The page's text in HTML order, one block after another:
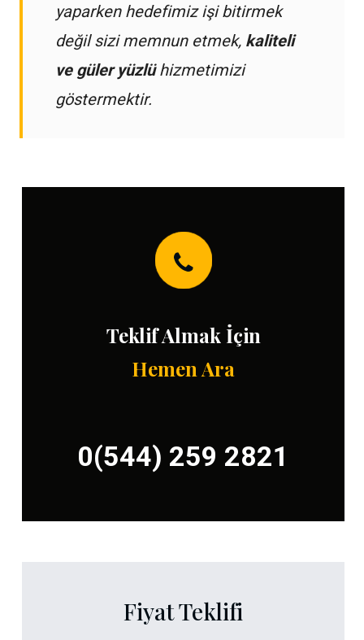
yaparken hedefimiz işi bitirmek
değil sizi memnun etmek, kaliteli
ve güler yüzlühizmetimizi
göstermektir.
Teklif Almak İçin
Hemen Ara
0(544) 259 2821
Fiyat Teklifi